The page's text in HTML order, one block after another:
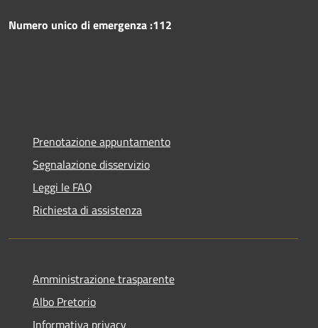
Numero unico di emergenza :112
Prenotazione appuntamento
Segnalazione disservizio
Leggi le FAQ
Richiesta di assistenza
Amministrazione trasparente
Albo Pretorio
Informativa privacy